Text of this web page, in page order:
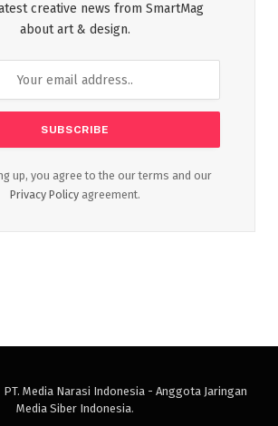
creative news from SmartMag
about art & design.
up, you agree to the our terms and our
Privacy Policy agreement.
PT. Media Narasi Indonesia - Anggota Jaringan
Media Siber Indonesia.